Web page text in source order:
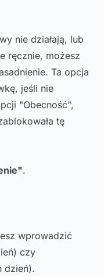
nie działają, lub
ręcznie, możesz
Ta opcja
jeśli nie
"Obecność",
tę
.
wprowadzić
czy
dzień).